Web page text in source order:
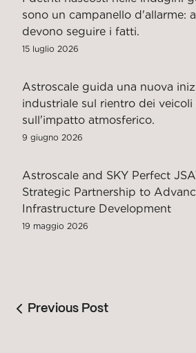
sono un campanello d'allarme:
devono seguire i fatti.
15 luglio 2026
Astroscale guida una nuova
industriale sul rientro dei veicoli
sull'impatto atmosferico.
9 giugno 2026
Astroscale and SKY Perfect
Strategic Partnership to
Infrastructure Development
19 maggio 2026
Previous Post